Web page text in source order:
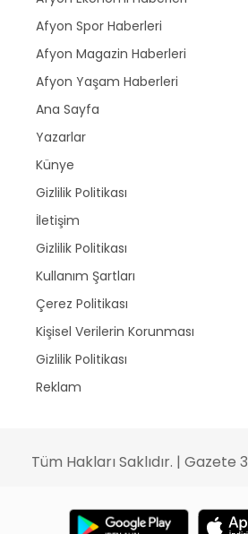
Afyon Spor Haberleri
Afyon Magazin Haberleri
Afyon Yaşam Haberleri
Ana Sayfa
Yazarlar
Künye
Gizlilik Politikası
İletişim
Gizlilik Politikası
Kullanım Şartları
Çerez Politikası
Kişisel Verilerin Korunması
Gizlilik Politikası
Reklam
Tüm Hakları Saklıdır. | Gazete 3